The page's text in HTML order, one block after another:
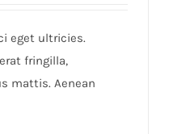
eget ultricies.
fringilla,
mattis. Aenean